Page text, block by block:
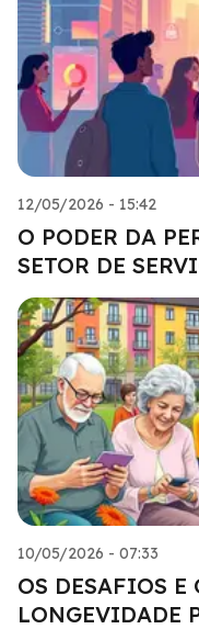
12/05/2026 - 15:42
O PODER DA
SETOR DE
10/05/2026 - 07:33
OS DESAFIOS
LONGEVIDADE